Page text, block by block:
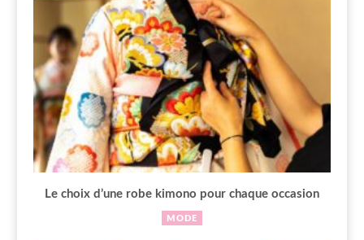
Le choix d’une robe kimono pour chaque occasion
MODE